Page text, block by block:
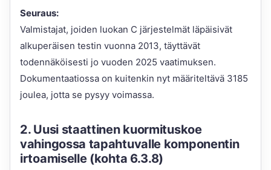
Seuraus:
Valmistajat, joiden luokan C järjestelmät läpäisivät
alkuperäisen testin vuonna 2013, täyttävät
todennäköisesti jo vuoden 2025 vaatimuksen.
Dokumentaatiossa on kuitenkin nyt määriteltävä 3185
joulea, jotta se pysyy voimassa.
2. Uusi staattinen kuormituskoe
vahingossa tapahtuvalle komponentin
irtoamiselle (kohta 6.3.8)